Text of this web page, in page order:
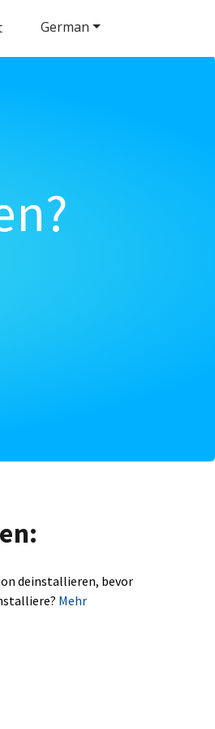
deinstallieren, bevor
Mehr
German